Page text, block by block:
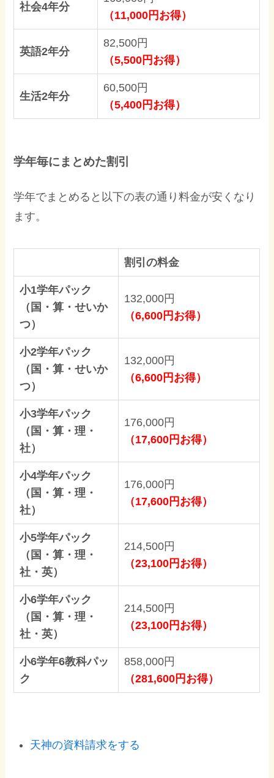
社会4年分
（11,000円お得）
英語2年分
82,500円
（5,500円お得）
生活2年分
60,500円
（5,400円お得）
学年毎にまとめた割引
学年でまとめると以下の表の通り料金が安くなり
ます。
割引の料金
小1学年パック
（国・算・せいか
つ）
132,000円
（6,600円お得）
小2学年パック
（国・算・せいか
つ）
132,000円
（6,600円お得）
小3学年パック
（国・算・理・
社）
176,000円
（17,600円お得）
小4学年パック
（国・算・理・
社）
176,000円
（17,600円お得）
小5学年パック
（国・算・理・
社・英）
214,500円
（23,100円お得）
小6学年パック
（国・算・理・
社・英）
214,500円
（23,100円お得）
小6学年6教科パッ
ク
858,000円
（281,600円お得）
天神の資料請求をする